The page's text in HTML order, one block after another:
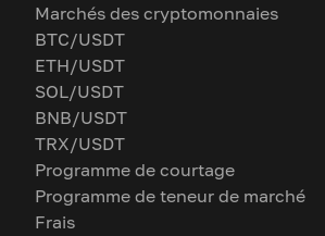
Marchés des cryptomonnaies
BTC/USDT
ETH/USDT
SOL/USDT
BNB/USDT
TRX/USDT
Programme de courtage
Programme de teneur de marché
Frais